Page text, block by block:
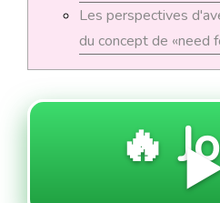
Les perspectives
du concept de «need
🔥